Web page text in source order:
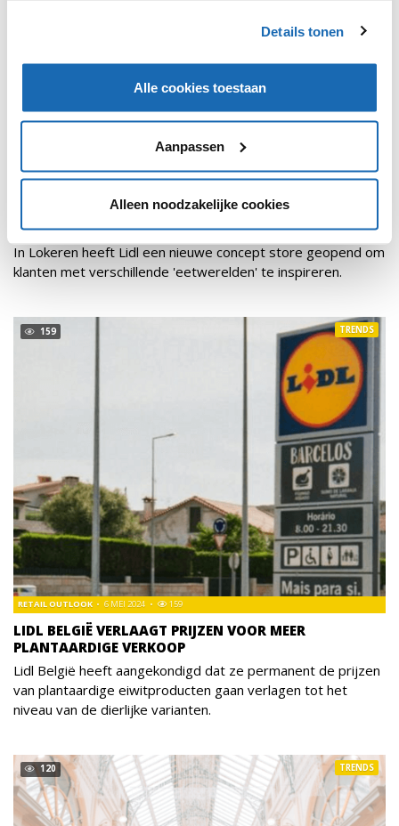
Details tonen
Alle cookies toestaan
Aanpassen
Alleen noodzakelijke cookies
LIDL TEST EEN NIEUW WINKELCONCEPT MET
'EETWERELDEN'
RETAIL OUTLOOK
In Lokeren heeft Lidl een nieuwe concept store geopend om
klanten met verschillende 'eetwerelden' te inspireren.
159
LIDL BELGIË VERLAAGT PRIJZEN VOOR MEER
PLANTAARDIGE VERKOOP
RETAIL OUTLOOK 6 MEI 2024 159
TRENDS
Lidl België heeft aangekondigd dat ze permanent de prijzen
van plantaardige eiwitproducten gaan verlagen tot het
niveau van de dierlijke varianten.
120 TRENDS